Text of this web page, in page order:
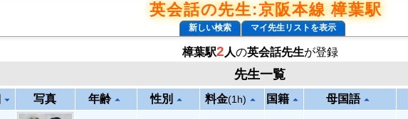
英会話の先生:京阪本線 樟葉駅
新しい検索 マイ先生リストを表示
樟葉駅2 人の英会話先生が登録
先生一覧
arrow_drop_down 写真 年齢arrow_drop_up 性別 arrow_drop_up 料金(1h) arrow_drop_up 国籍arrow_drop_up 母国語arrow_drop_up